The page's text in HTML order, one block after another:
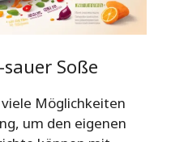
Soße
Möglichkeiten
um den eigenen